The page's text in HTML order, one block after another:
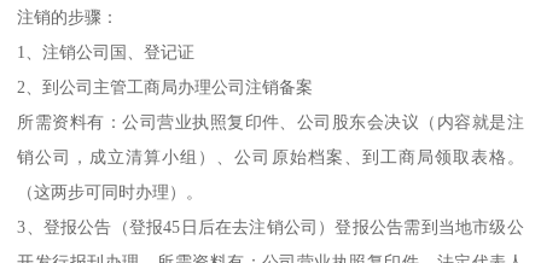
注销的步骤：
1、注销公司国、登记证
2、到公司主管工商局办理公司注销备案
所需资料有：公司营业执照复印件、公司股东会决议（内容就是注
销公司，成立清算小组）、公司原始档案、到工商局领取表格。
（这两步可同时办理）。
3、登报公告（登报45日后在去注销公司）登报公告需到当地市级公